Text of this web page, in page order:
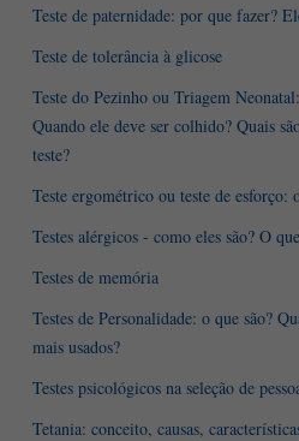
Teste de paternidade: por que fazer?
Teste de tolerância à glicose
Teste do Pezinho ou Triagem
Quando ele deve ser colhido? Quais
teste?
Teste ergométrico ou teste de esforço:
Testes alérgicos - como eles são? O
Testes de memória
Testes de Personalidade: o que são?
mais usados?
Testes psicológicos na seleção de
Tetania: conceito, causas,